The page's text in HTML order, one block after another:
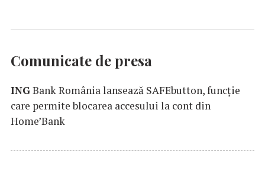
Comunicate de presa
INGBank România lansează SAFEbutton, funcţie
care permite blocarea accesului la cont din
Home’Bank